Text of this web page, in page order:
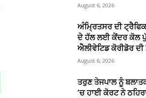
August 6, 2026
ਅੰਮ੍ਰਿਤਸਰ ਦੀ
ਦੇ ਹੱਲ ਲਈ ਕੇਂਦਰ ਕੋਲ
ਐਲੀਵੇਟਿਡ ਕੋਰੀਡੋਰ
August 6, 2026
ਤਰੁਣ ਤੇਜਪਾਲ ਨੂੰ
’ਚ ਹਾਈ ਕੋਰਟ ਨੇ